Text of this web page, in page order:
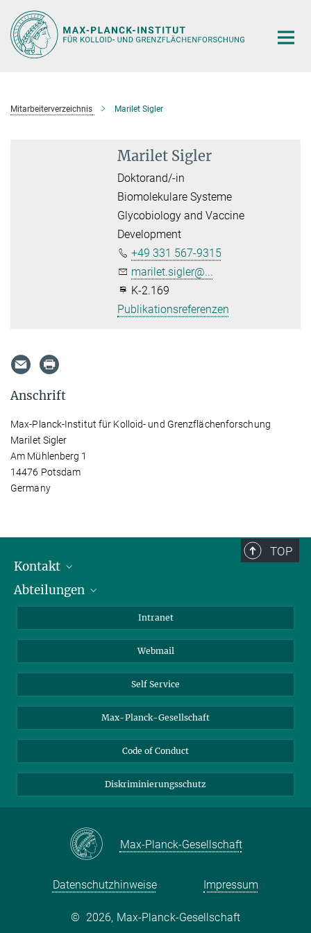
Hauptinhalt
Mitarbeiterverzeichnis Marilet Sigler
Marilet Sigler
Doktorand/-in
Biomolekulare Systeme
Glycobiology and Vaccine
Development
+49 331 567-9315
marilet.sigler@...
K-2.169
Publikationsreferenzen
Anschrift
Max-Planck-Institut für Kolloid- und Grenzflächenforschung
Marilet Sigler
Am Mühlenberg 1
14476 Potsdam
Germany
TOP
Kontakt
Mitarbeiterverzeichnis
Abteilungen
Kolloidchemie
Nachhaltige und Bio-inspirierte Materialien
Intranet
Webmail
Self Service
Max-Planck-Gesellschaft
Code of Conduct
Diskriminierungsschutz
Max-Planck-Gesellschaft
Datenschutzhinweise Impressum
© 2026, Max-Planck-Gesellschaft